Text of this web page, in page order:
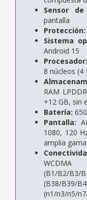
Sensor
pantalla
Protección:
Sistema
Android 15
Procesador:
8 núcleos (4
RAM
+12 GB, sin
Batería:
Pantalla:
1080, 120
amplia
WCDMA
(B1/B2/B3/
(B38/
(n1/n3/n5/